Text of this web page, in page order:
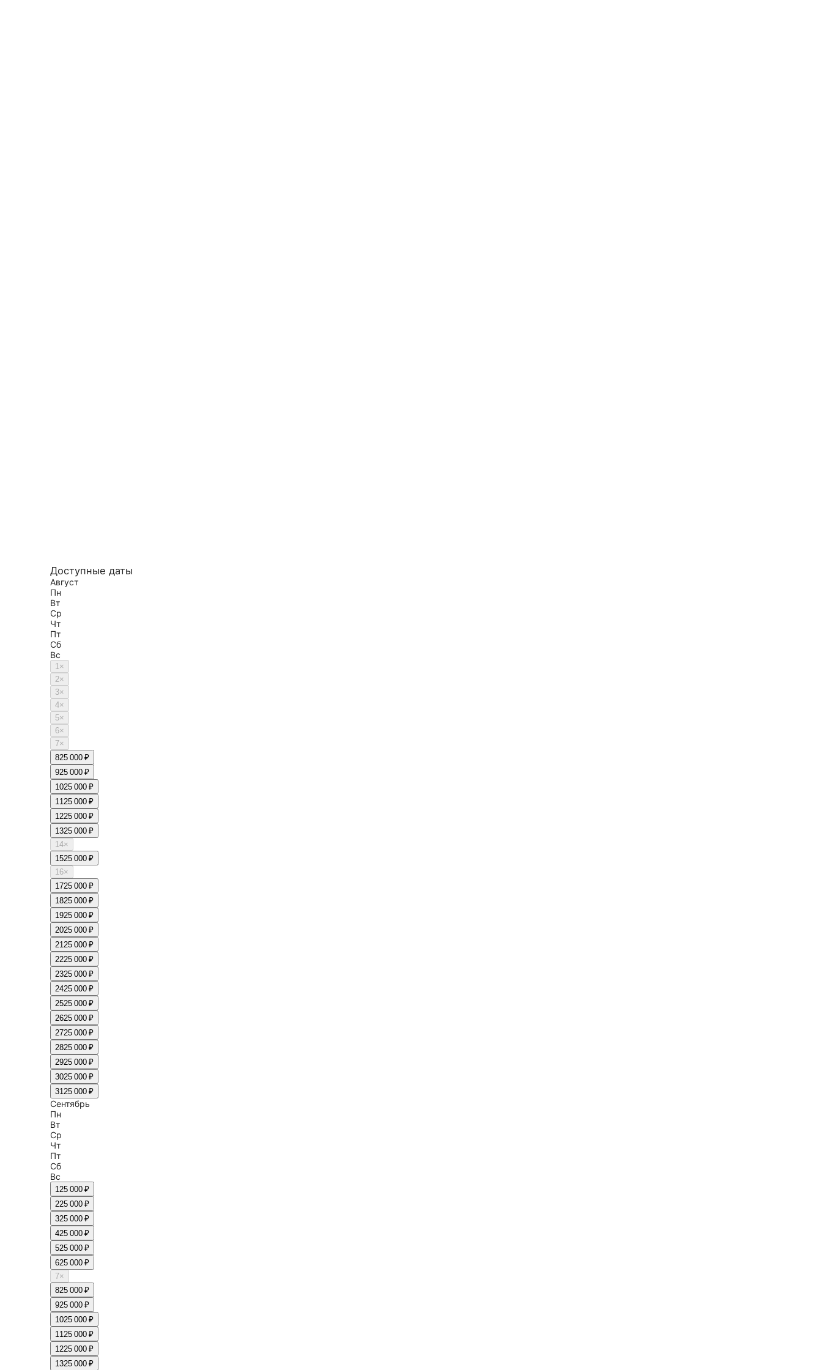
Доступные даты
Август
Пн
Вт
Ср
Чт
Пт
Сб
Вс
1×
2×
3×
4×
5×
6×
7×
825 000 ₽
925 000 ₽
1025 000 ₽
1125 000 ₽
1225 000 ₽
1325 000 ₽
14×
1525 000 ₽
16×
1725 000 ₽
1825 000 ₽
1925 000 ₽
2025 000 ₽
2125 000 ₽
2225 000 ₽
2325 000 ₽
2425 000 ₽
2525 000 ₽
2625 000 ₽
2725 000 ₽
2825 000 ₽
2925 000 ₽
3025 000 ₽
3125 000 ₽
Сентябрь
Пн
Вт
Ср
Чт
Пт
Сб
Вс
125 000 ₽
225 000 ₽
325 000 ₽
425 000 ₽
525 000 ₽
625 000 ₽
7×
825 000 ₽
925 000 ₽
1025 000 ₽
1125 000 ₽
1225 000 ₽
1325 000 ₽